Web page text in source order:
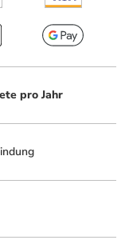
pro Jahr